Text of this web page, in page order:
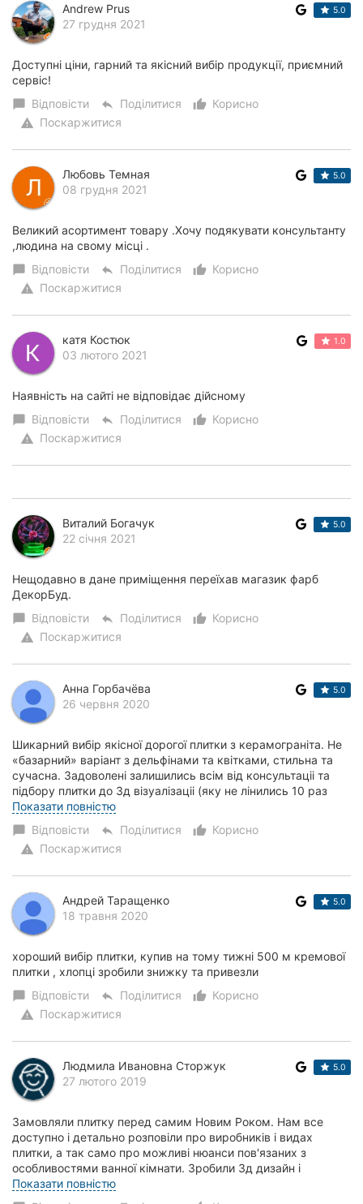
Andrew Prus
27 грудня 2021
5.0
Доступні ціни, гарний та якісний вибір продукції, приємний
сервіс!
chat_bubble Відповісти reply Поділитися thumb_up_alt
Корисно
warning Поскаржитися
Любовь Темная
08 грудня 2021
5.0
Великий асортимент товару .Хочу подякувати консультанту
,людина на свому місці .
chat_bubble Відповісти reply Поділитися thumb_up_alt
Корисно
warning Поскаржитися
катя Костюк
03 лютого 2021
1.0
Наявність на сайті не відповідає дійсному
chat_bubble Відповісти reply Поділитися thumb_up_alt
Корисно
warning Поскаржитися
Виталий Богачук
22 січня 2021
5.0
Нещодавно в дане приміщення переїхав магазик фарб
ДекорБуд.
chat_bubble Відповісти reply Поділитися thumb_up_alt
Корисно
warning Поскаржитися
Анна Горбачёва
26 червня 2020
5.0
Шикарний вибір якісної дорогої плитки з керамограніта. Не
«базарний» варіант з дельфінами та квітками, стильна та
сучасна. Задоволені залишились всім від консультаціі та
підбору плитки до 3д візуалізаціі (яку не лінились 10 раз
переробляти по нашим п...
Показати повністю
chat_bubble Відповісти reply Поділитися thumb_up_alt
Корисно
warning Поскаржитися
Андрей Таращенко
18 травня 2020
5.0
хороший вибір плитки, купив на тому тижні 500 м кремової
плитки , хлопці зробили знижку та привезли
chat_bubble Відповісти reply Поділитися thumb_up_alt
Корисно
warning Поскаржитися
Людмила Ивановна Сторжук
27 лютого 2019
5.0
Замовляли плитку перед самим Новим Роком. Нам все
доступно і детально розповіли про виробників і видах
плитки, а так само про можливі нюанси пов'язаних з
особливостями ванної кімнати. Зробили 3д дизайн і
підрахували необхідну кількість. Доставили пли...
Показати повністю